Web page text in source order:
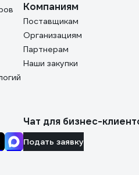
Компаниям
Поставщикам
Организациям
Партнерам
Наши закупки
Чат для бизнес-
Подать заявку